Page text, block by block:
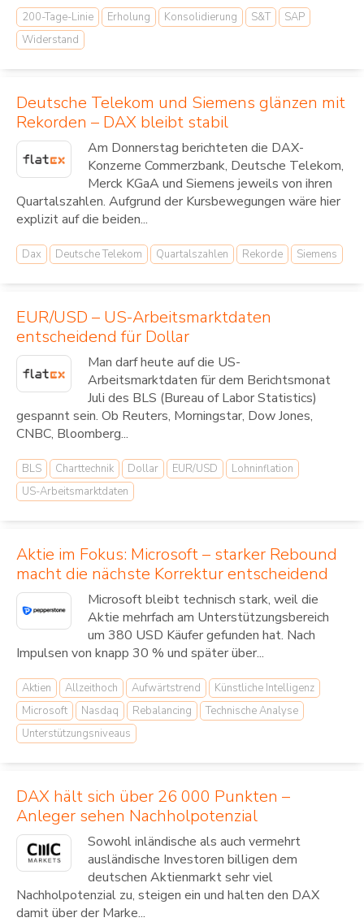
200-Tage-Linie Erholung Konsolidierung S&T
SAP
Widerstand
Deutsche Telekom und Siemens glänzen mit
Rekorden – DAX bleibt stabil
Am Donnerstag berichteten die DAX-
Konzerne Commerzbank, Deutsche Telekom,
Merck KGaA und Siemens jeweils von ihren
Quartalszahlen. Aufgrund der Kursbewegungen wäre hier
explizit auf die beiden...
Dax Deutsche Telekom Quartalszahlen Rekorde Siemens
EUR/USD – US-Arbeitsmarktdaten
entscheidend für Dollar
Man darf heute auf die US-
Arbeitsmarktdaten für dem Berichtsmonat
Juli des BLS (Bureau of Labor Statistics)
gespannt sein. Ob Reuters, Morningstar, Dow Jones,
CNBC, Bloomberg...
BLS Charttechnik Dollar EUR/USD
Lohninflation
US-Arbeitsmarktdaten
Aktie im Fokus: Microsoft – starker Rebound
macht die nächste Korrektur entscheidend
Microsoft bleibt technisch stark, weil die
Aktie mehrfach am Unterstützungsbereich
um 380 USD Käufer gefunden hat. Nach
Impulsen von knapp 30 % und später über...
Aktien Allzeithoch Aufwärtstrend
Künstliche Intelligenz
Microsoft
Nasdaq Rebalancing
Technische Analyse
Unterstützungsniveaus
DAX hält sich über 26 000 Punkten –
Anleger sehen Nachholpotenzial
Sowohl inländische als auch vermehrt
ausländische Investoren billigen dem
deutschen Aktienmarkt sehr viel
Nachholpotenzial zu, steigen ein und halten den DAX
damit über der Marke...